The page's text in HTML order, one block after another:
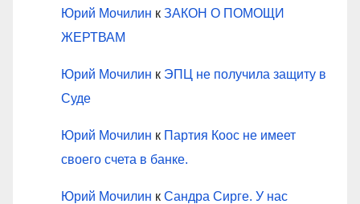
Юрий Мочилин к ЗАКОН О ПОМОЩИ
ЖЕРТВАМ
Юрий Мочилин к ЭПЦ не получила защиту в
Суде
Юрий Мочилин к Партия Коос не имеет
своего счета в банке.
Юрий Мочилин к Сандра Сирге. У нас